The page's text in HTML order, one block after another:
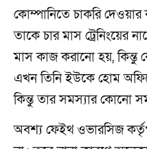
কোম্পানিতে চাকরি দেওয়ার
তাকে চার মাস ট্রেনিংয়ের
মাস কাজ করানো হয়, কিন্তু
এখন তিনি ইউকে হোম
কিন্তু তার সমস্যার কোনো
অবশ্য ফেইথ ওভারসিজ